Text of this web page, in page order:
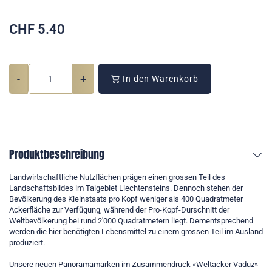
CHF 5.40
- + In den Warenkorb
Produktbeschreibung
Landwirtschaftliche Nutzflächen prägen einen grossen Teil des
Landschaftsbildes im Talgebiet Liechtensteins. Dennoch stehen der
Bevölkerung des Kleinstaats pro Kopf weniger als 400 Quadratmeter
Ackerfläche zur Verfügung, während der Pro-Kopf-Durschnitt der
Weltbevölkerung bei rund 2'000 Quadratmetern liegt. Dementsprechend
werden die hier benötigten Lebensmittel zu einem grossen Teil im Ausland
produziert.
Unsere neuen Panoramamarken im Zusammendruck «Weltacker Vaduz»